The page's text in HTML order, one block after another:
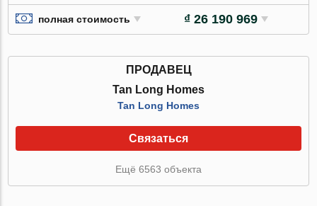
полная стоимость ₫ 26 190 969
ПРОДАВЕЦ
Tan Long Homes
Tan Long Homes
Связаться
Ещё 6563 объекта